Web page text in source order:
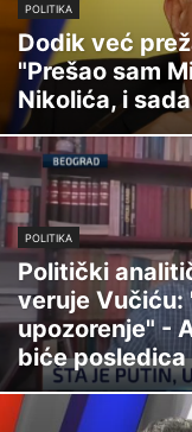
POLITIKA
Dodik već
"Prešao sam
Nikolića, i
POLITIKA
Politički
veruje Vučiću:
upozorenje" -
biće posledica